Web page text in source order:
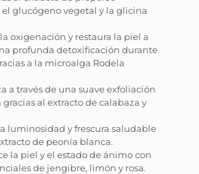
glucógeno vegetal y la glicina
oxigenación y restaura la piel a
profunda detoxificación durante
a la microalga Rodela
a través de una suave exfoliación
al extracto de calabaza y
luminosidad y frescura saludable
de peonía blanca.
la piel y el estado de ánimo con
de jengibre, limón y rosa.